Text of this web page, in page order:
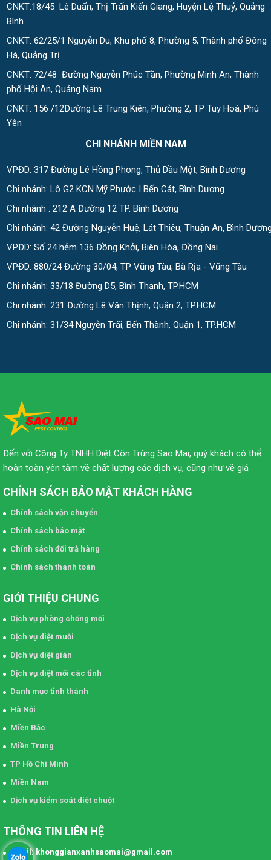
CNKT:18/45 Lê Duẩn, Thị Trấn Kiến Giang, Huyện Lệ Thuỷ, Quảng
Bình
CNKT: 62/25/1 Nguyễn Du, Khu phố 8, Phường 5, Thành phố Đông
Hà, Quảng Trị
CNKT: 72/48 Đường Nguyễn Phúc Tần, Phường Minh An, Thành
phố Hội An, Quảng Nam
CNKT: 156 /12Đường Lê Trung Kiên, Phường 2, TP Tuy Hoà, Phú
Yên
CHI NHÁNH MIỀN NAM
VPĐD: 317 Đường Lê Hồng Phong, Thủ Dầu Một, Bình Dương
Chi nhánh: Lô G2 KCN Mỹ Phước I Bến Cát, Bình Dương
Chi nhánh : 212 A Đường 12 TP. Bình Dương
Chi nhánh: 42 Đường Nguyễn Huệ, Lát Thiêu, Thuận An, Bình
VPĐD: Số 24 hẻm 136 Đồng Khởi, Biên Hòa, Đồng Nai
VPĐD: 880/24 Đường 30/04, TP Vũng Tàu, Bà Rịa - Vũng Tàu
Chi nhánh: 33/18 Đường D5, Bình Thạnh, TP.HCM
Chi nhánh: 231 Đường Lê Văn Thịnh, Quận 2, TP.HCM
Chi nhánh: 31/34 Nguyễn Trãi, Bến Thành, Quận 1, TP.HCM
Đến với Công Ty TNHH Diệt Côn Trùng Sao Mai, quý khách có thể
hoàn toàn yên tâm về chất lượng các dịch vụ, cũng như về giá
CHÍNH SÁCH BẢO MẬT KHÁCH HÀNG
Chính sách vận chuyển
Chính sách bảo mật
Chính sách đổi trả hàng
Chính sách thanh toán
GIỚI THIỆU CHUNG
Dịch vụ phòng chống mối
Dịch vụ diệt muỗi
Dịch vụ diệt gián
Dịch vụ diệt mối các tỉnh
Danh mục tỉnh thành
Hà Nội
Miền Bắc
Miền Trung
TP Hồ Chí Minh
Miền Nam
Dịch vụ kiểm soát diệt chuột
THÔNG TIN LIÊN HỆ
Email: khonggianxanhsaomai@gmail.com